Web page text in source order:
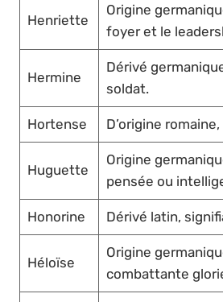
Henriette
Origine
foyer et le
Hermine
Dérivé
soldat.
Hortense D’origine
Huguette
Origine
pensée ou
Honorine Dérivé latin,
Héloïse
Origine
combattante